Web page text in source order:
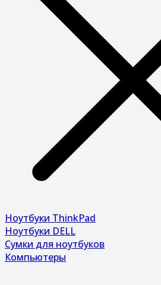
Ноутбуки ThinkPad
Ноутбуки DELL
Сумки для ноутбуков
Компьютеры